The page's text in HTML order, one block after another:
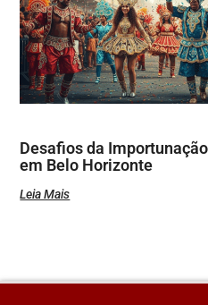
Desafios da
em Belo Horizonte
Leia Mais